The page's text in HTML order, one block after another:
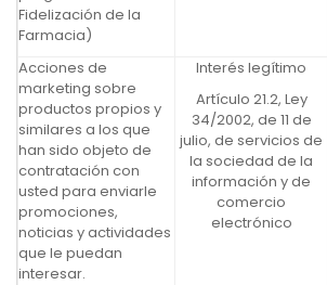
Fidelización de la
Farmacia)
Acciones de
marketing sobre
productos propios y
similares a los que
han sido objeto de
contratación con
usted para enviarle
promociones,
noticias y actividades
que le puedan
interesar.
Interés legítimo
Artículo 21.2, Ley
34/2002, de 11 de
julio, de servicios de
la sociedad de la
información y de
comercio
electrónico